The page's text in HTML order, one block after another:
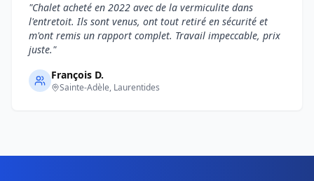
"Chalet acheté en 2022 avec de la vermiculite dans
l'entretoit. Ils sont venus, ont tout retiré en sécurité et
m'ont remis un rapport complet. Travail impeccable, prix
juste."
François D.
Sainte-Adèle, Laurentides